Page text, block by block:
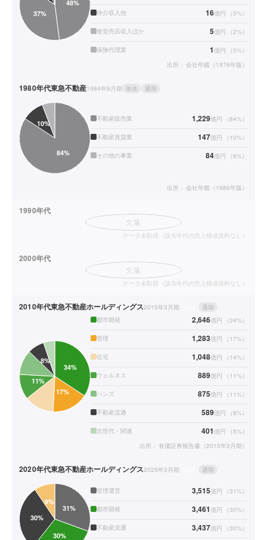
仲介収入他 16億円 （5%）
食堂売店収入ほか 5億円 （2%）
保険代理業 1億円 （0%）
出所： 会社年鑑（1976年版）
1980年代東急不動産1984年9月期 単体 通期
不動産販売業 1,229億円 （84%）
不動産賃貸業 147億円 （ 10%）
その他の事業 84億円 （6%）
出所： 会社年鑑（1986年版）
1990年代
欠落
データ未取得（該当年代の売上構成資料なし）
2000年代
欠落
データ未取得（該当年代の売上構成資料なし）
2010年代東急不動産ホールディングス2015年3月期
通期
都市開発
2,646億円 （34%）
管理 1,283億円 （ 17%）
住宅 1,048億円 （ 14%）
ウェルネス 889億円 （ 11%）
ハンズ 875億円 （ 11%）
不動産流通 589億円 （8%）
次世代・関連 401億円 （5%）
出所： 有価証券報告書（2015年3月期）
2020年代東急不動産ホールディングス2025年3月期 通期
管理運営 3,515億円 （31%）
都市開発 3,461億円 （30%）
不動産流通 3,437億円 （30%）